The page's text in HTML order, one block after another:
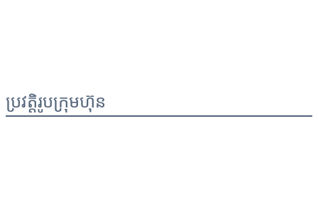
ប្រវត្តិរូបក្រុមហ៊ុន